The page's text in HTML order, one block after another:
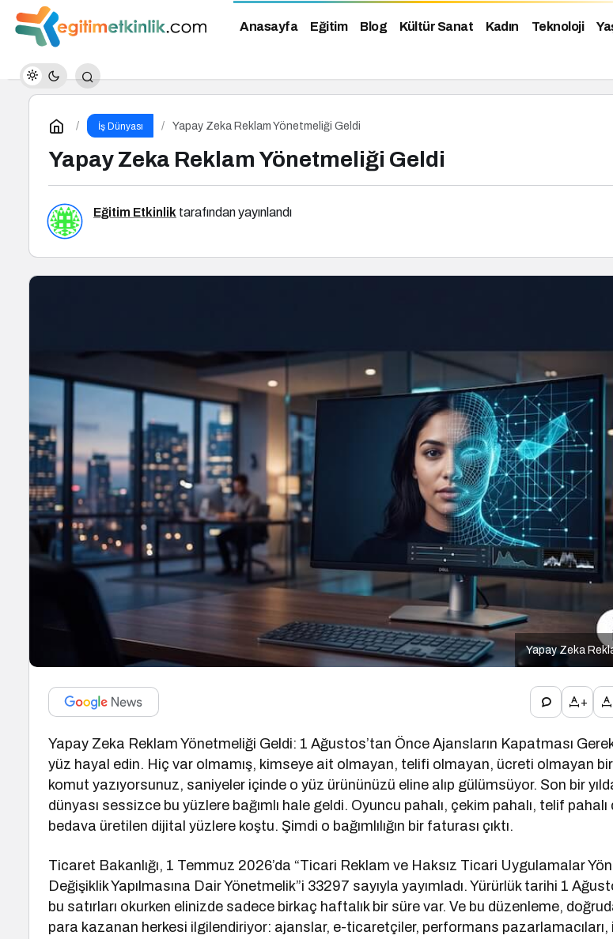
Anasayfa Eğitim Blog Kültür Sanat Kadın Teknoloji
İş Dünyası Yapay Zeka Reklam Yönetmeliği Geldi
Yapay Zeka Reklam Yönetmeliği Geldi
Eğitim Etkinlik tarafından yayınlandı
Yapay Zeka
+
Yapay Zeka Reklam Yönetmeliği Geldi: 1 Ağustos’tan Önce Ajansların Kapatması
yüz hayal edin. Hiç var olmamış, kimseye ait olmayan, telifi olmayan, ücreti olmayan
komut yazıyorsunuz, saniyeler içinde o yüz ürününüzü eline alıp gülümsüyor. Son bir
dünyası sessizce bu yüzlere bağımlı hale geldi. Oyuncu pahalı, çekim pahalı, telif pahalı
bedava üretilen dijital yüzlere koştu. Şimdi o bağımlılığın bir faturası çıktı.
Ticaret Bakanlığı, 1 Temmuz 2026’da “Ticari Reklam ve Haksız Ticari Uygulamalar
Değişiklik Yapılmasına Dair Yönetmelik”i 33297 sayıyla yayımladı. Yürürlük tarihi 1
bu satırları okurken elinizde sadece birkaç haftalık bir süre var. Ve bu düzenleme,
para kazanan herkesi ilgilendiriyor: ajanslar, e-ticaretçiler, performans pazarlamacıları,